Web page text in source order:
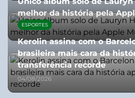
melhor da história pela
06/08/2026
ESPORTES
Kerolin assina com o
brasileira mais cara da
transferência recorde
04/08/2026